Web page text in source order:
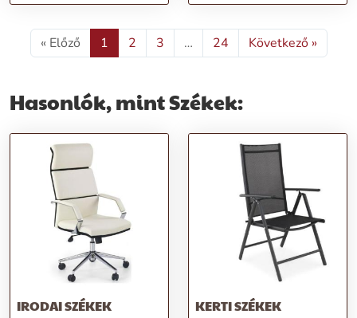
« Előző 1 2 3 … 24 Következő »
Hasonlók, mint Székek:
IRODAI SZÉKEK KERTI SZÉKEK